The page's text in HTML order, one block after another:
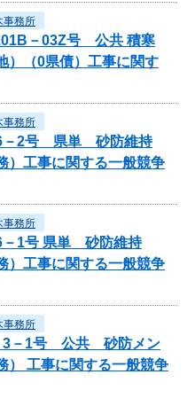
事務所
－03Z号 公共 積寒
）（0県債）工事に関す
事務所
6－2号 県単 砂防維持
）工事に関する一般競争
事務所
－1号 県単 砂防維持
）工事に関する一般競争
事務所
3－1号 公共 砂防メン
） 工事に関する一般競争